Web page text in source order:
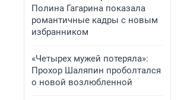
Полина Гагарина показала
романтичные кадры с новым
избранником
«Четырех мужей потеряла»:
Прохор Шаляпин проболтался
о новой возлюбленной